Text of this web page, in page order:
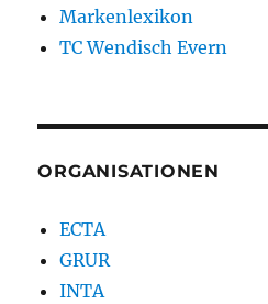
Markenlexikon
TC Wendisch Evern
ORGANISATIONEN
ECTA
GRUR
INTA